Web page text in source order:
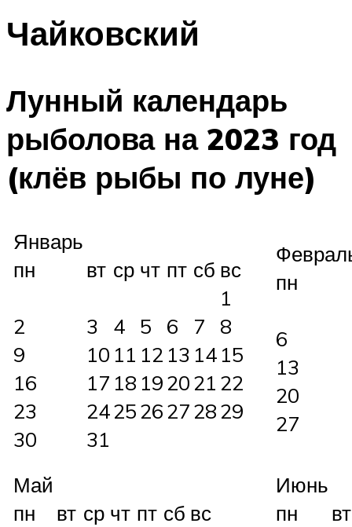
Чайковский
Лунный календарь
рыболова на 2023 год
(клёв рыбы по луне)
Январь
пн
вт ср чт пт сб вс
1
2
3 4 5 6 7
8
9
10 11 12 13 14 15
16
17 18 192021 22
23
242526272829
30
31
пн
6
13
20
27
Май
пн
вт ср чт пт сб вс
Июнь
пн
вт